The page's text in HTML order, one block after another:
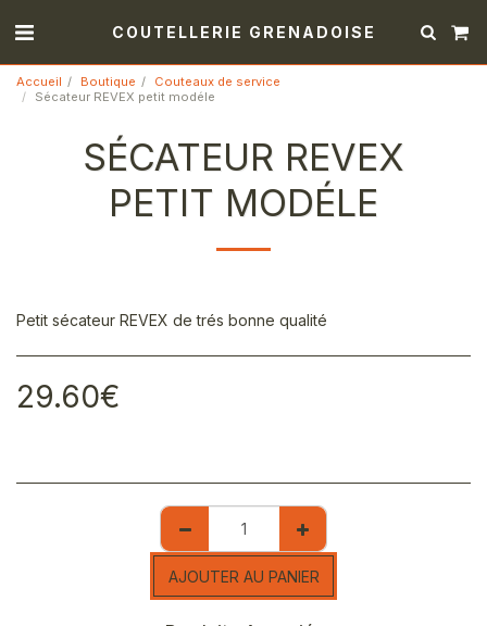
COUTELLERIE GRENADOISE
Accueil Boutique
Couteaux de service
Sécateur REVEX petit modéle
SÉCATEUR REVEX
PETIT MODÉLE
Petit sécateur REVEX de trés bonne qualité
29.60€
AJOUTER AU PANIER